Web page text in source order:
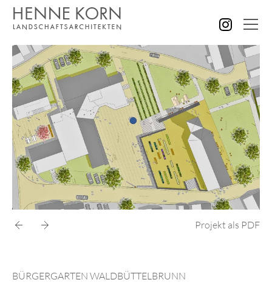
AKTUELLES
ALLE PROJEKTE
GÄRTEN GRÜNANLAGEN
PLÄTZE STRASSEN
KINDER SENIOREN
SPORT FREIZEIT
VERWALTUNG GEWERBE
BILDUNG FORSCHUNG
STÄDTEBAU KONZEPTE
WETTBEWERBE
IMPRESSUM
Projekt als PDF
BÜRGERGARTEN WALDBÜTTELBRUNN